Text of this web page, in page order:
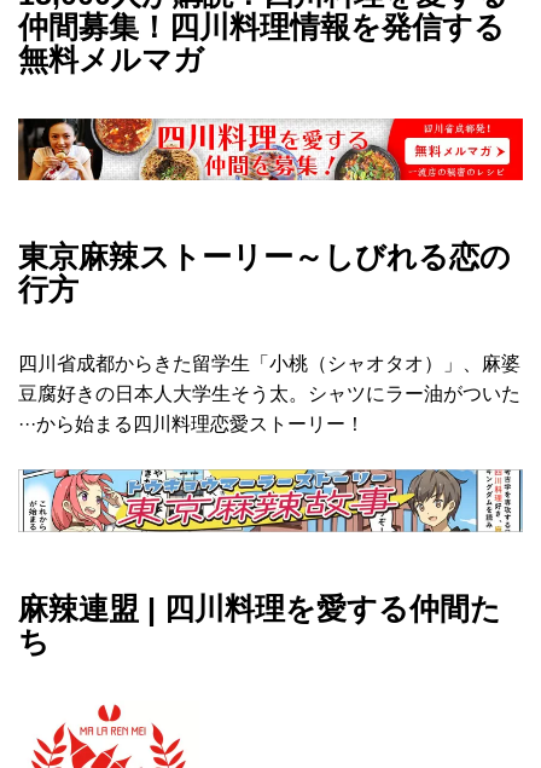
仲間募集！四川料理情報を発信する
無料メルマガ
東京麻辣ストーリー～しびれる恋の
行方
四川省成都からきた留学生「小桃（シャオタオ）」、麻婆
豆腐好きの日本人大学生そう太。シャツにラー油がついた
···から始まる四川料理恋愛ストーリー！
麻辣連盟 | 四川料理を愛する仲間た
ち